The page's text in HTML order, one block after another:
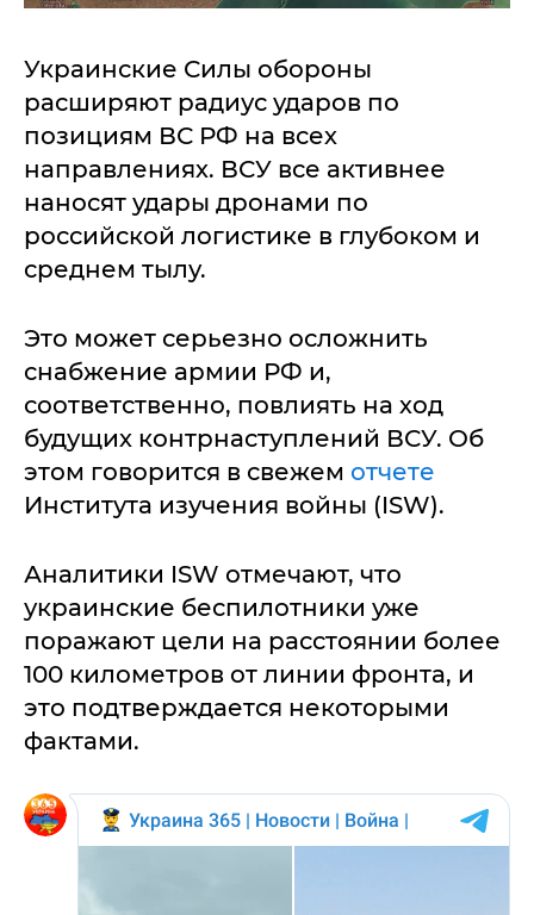
Украинские Силы обороны
расширяют радиус ударов по
позициям ВС РФ на всех
направлениях. ВСУ все активнее
наносят удары дронами по
российской логистике в глубоком и
среднем тылу.
Это может серьезно осложнить
снабжение армии РФ и,
соответственно, повлиять на ход
будущих контрнаступлений ВСУ. Об
этом говорится в свежем отчете
Института изучения войны (ISW).
Аналитики ISW отмечают, что
украинские беспилотники уже
поражают цели на расстоянии более
100 километров от линии фронта, и
это подтверждается некоторыми
фактами.